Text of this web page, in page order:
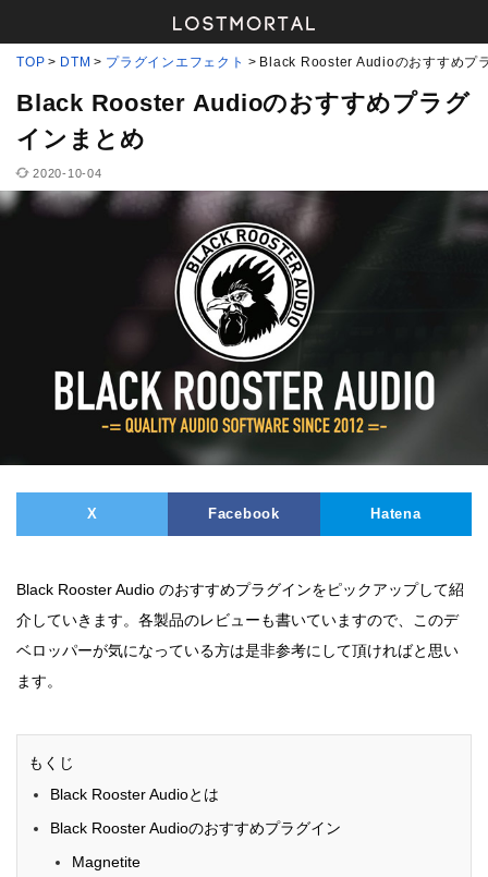
TOP DTM プラグインエフェクト Black Rooster Audioのおすすめプ
Black Rooster Audioのおすすめプラグ
インまとめ
2020-10-04
X Facebook Hatena
Black Rooster Audio のおすすめプラグインをピックアップして紹
介していきます。各製品のレビューも書いていますので、このデ
ベロッパーが気になっている方は是非参考にして頂ければと思い
ます。
もくじ
Black Rooster Audioとは
Black Rooster Audioのおすすめプラグイン
Magnetite